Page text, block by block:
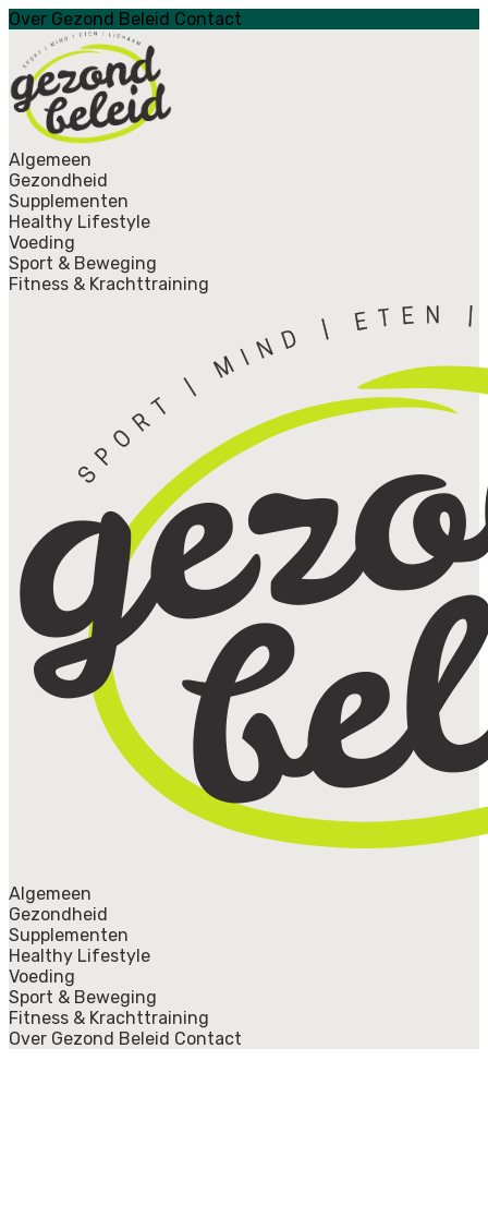
Over Gezond Beleid Contact
Algemeen
Gezondheid
Supplementen
Healthy Lifestyle
Voeding
Sport & Beweging
Fitness & Krachttraining
Algemeen
Gezondheid
Supplementen
Healthy Lifestyle
Voeding
Sport & Beweging
Fitness & Krachttraining
Over Gezond Beleid Contact